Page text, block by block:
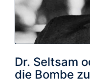
Dr. Seltsam
die Bombe